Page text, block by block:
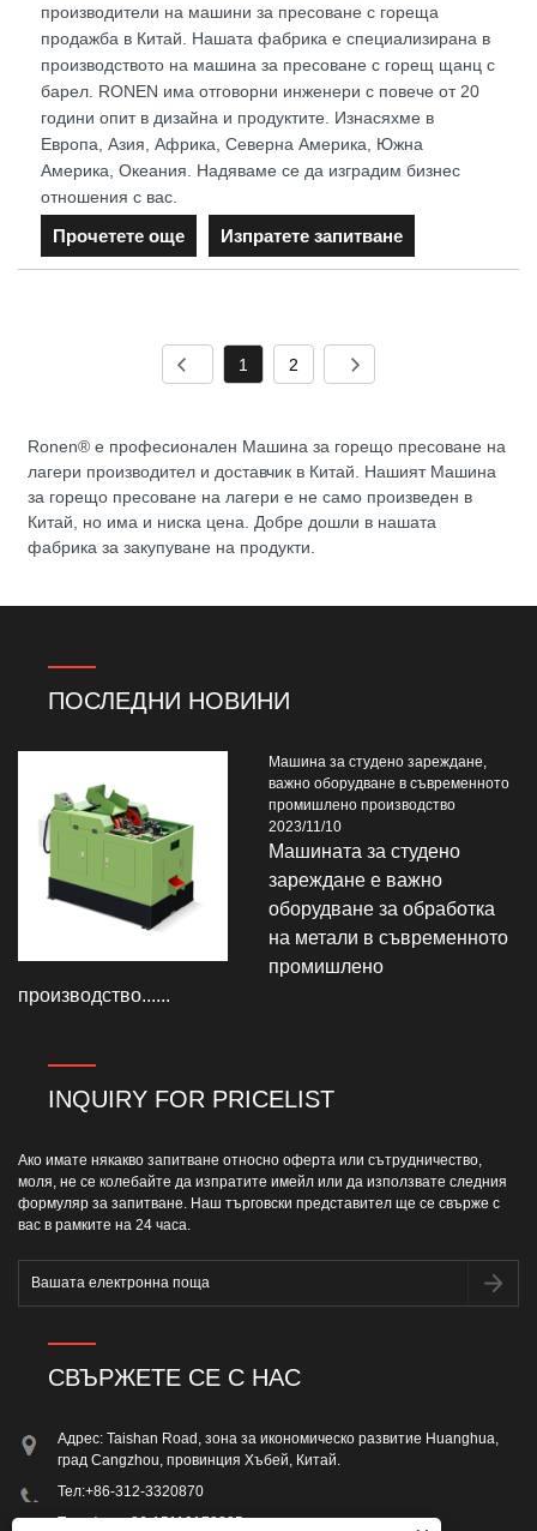
производители на машини за пресоване с гореща
продажба в Китай. Нашата фабрика е специализирана в
производството на машина за пресоване с горещ щанц с
барел. RONEN има отговорни инженери с повече от 20
години опит в дизайна и продуктите. Изнасяхме в
Европа, Азия, Африка, Северна Америка, Южна
Америка, Океания. Надяваме се да изградим бизнес
отношения с вас.
Прочетете още Изпратете запитване
1 2
Ronen® е професионален Машина за горещо пресоване на
лагери производител и доставчик в Китай. Нашият Машина
за горещо пресоване на лагери е не само произведен в
Китай, но има и ниска цена. Добре дошли в нашата
фабрика за закупуване на продукти.
ПОСЛЕДНИ НОВИНИ
Машина за студено зареждане,
важно оборудване в съвременното
промишлено производство
2023/11/10
Машината за студено
зареждане е важно
оборудване за обработка
на метали в съвременното
промишлено
производство......
INQUIRY FOR PRICELIST
Ако имате някакво запитване относно оферта или сътрудничество,
моля, не се колебайте да изпратите имейл или да използвате следния
формуляр за запитване. Наш търговски представител ще се свърже с
вас в рамките на 24 часа.
СВЪРЖЕТЕ СЕ С НАС
Адрес: Taishan Road, зона за икономическо развитие Huanghua,
град Cangzhou, провинция Хъбей, Китай.
Тел:+86-312-3320870
Телефон:+86-15110172295